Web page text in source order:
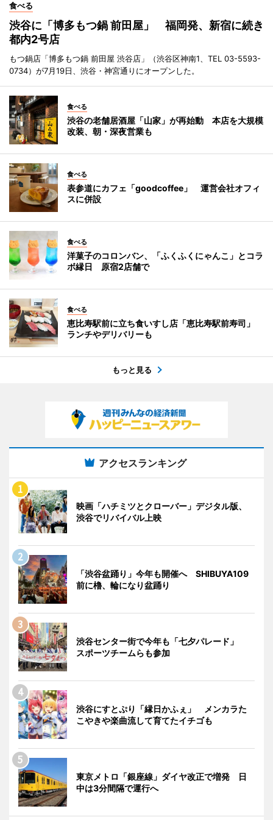
食べる
渋谷に「博多もつ鍋 前田屋」 福岡発、新宿に続き
都内2号店
もつ鍋店「博多もつ鍋 前田屋 渋谷店」（渋谷区神南1、TEL 03-5593-
0734）が7月19日、渋谷・神宮通りにオープンした。
食べる
渋谷の老舗居酒屋「山家」が再始動 本店を大規模
改装、朝・深夜営業も
食べる
表参道にカフェ「goodcoffee」 運営会社オフィ
スに併設
食べる
洋菓子のコロンバン、「ふくふくにゃんこ」とコラ
ボ縁日 原宿2店舗で
食べる
恵比寿駅前に立ち食いすし店「恵比寿駅前寿司」
ランチやデリバリーも
もっと見る
アクセスランキング
映画「ハチミツとクローバー」デジタル版、
渋谷でリバイバル上映
「渋谷盆踊り」今年も開催へ SHIBUYA109
前に櫓、輪になり盆踊り
渋谷センター街で今年も「七夕パレード」
スポーツチームらも参加
渋谷にすとぷり「縁日かふぇ」 メンカラた
こやきや楽曲流して育てたイチゴも
東京メトロ「銀座線」ダイヤ改正で増発 日
中は3分間隔で運行へ